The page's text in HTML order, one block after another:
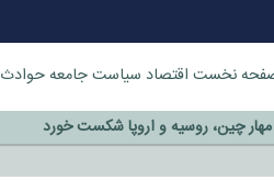
نخست اقتصاد سیاستجامعهحوادث
چین، روسیه و اروپا شکست خورد